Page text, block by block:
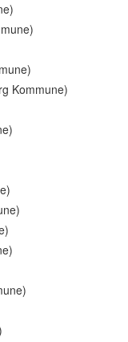
Kommune)